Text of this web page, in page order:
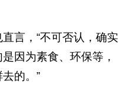
言，“不可否认，确实
因为素食、环保等，
的。”